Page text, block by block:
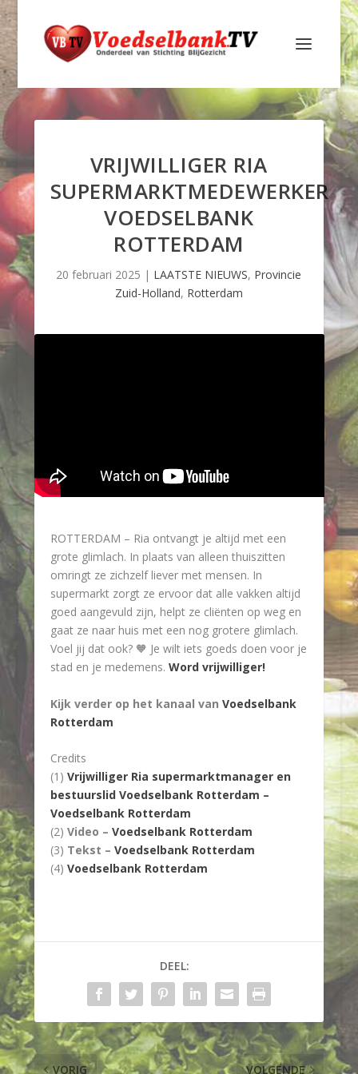
VRIJWILLIGER RIA
SUPERMARKTMEDEWERKER
VOEDSELBANK
ROTTERDAM
20 februari 2025 | LAATSTE NIEUWS, Provincie
Zuid-Holland, Rotterdam
ROTTERDAM – Ria ontvangt je altijd met een
grote glimlach. In plaats van alleen thuiszitten
omringt ze zichzelf liever met mensen. In
supermarkt zorgt ze ervoor dat alle vakken altijd
goed aangevuld zijn, helpt ze cliënten op weg en
gaat ze naar huis met een nog grotere glimlach.
Voel jij dat ook? 🧡 Je wilt iets goeds doen voor je
stad en je medemens. Word vrijwilliger!
Kijk verder op het kanaal van Voedselbank
Rotterdam
Credits
(1) Vrijwilliger Ria supermarktmanager en
bestuurslid Voedselbank Rotterdam –
Voedselbank Rotterdam
(2) Video – Voedselbank Rotterdam
(3) Tekst – Voedselbank Rotterdam
(4) Voedselbank Rotterdam
DEEL:
VORIG VOLGENDE